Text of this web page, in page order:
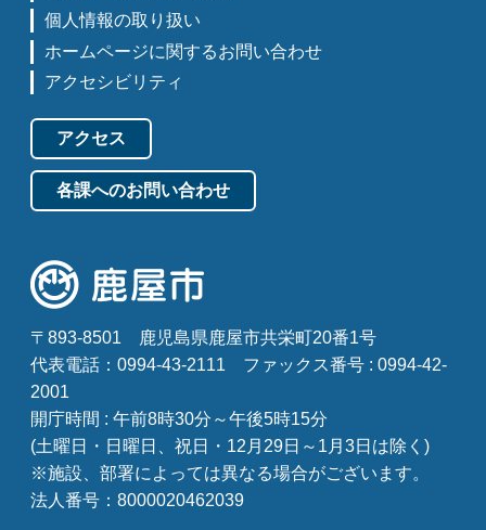
個人情報の取り扱い
ホームページに関するお問い合わせ
アクセシビリティ
アクセス
各課へのお問い合わせ
〒893-8501
鹿児島県鹿屋市共栄町20番1号
代表電話：0994-43-2111
ファックス番号 : 0994-42-
2001
開庁時間 : 午前8時30分～午後5時15分
(土曜日・日曜日、祝日・12月29日～1月3日は除く)
※施設、部署によっては異なる場合がございます。
法人番号：8000020462039